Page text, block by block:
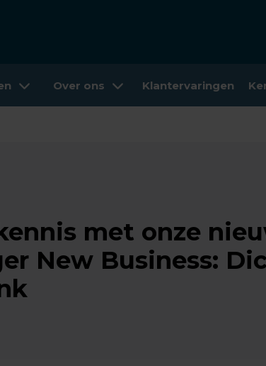
Over ons Klantervaringen
met onze
New Business: